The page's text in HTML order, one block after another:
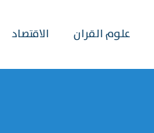
علوم القران الاقتصاد